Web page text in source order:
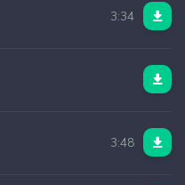
3:34
3:48